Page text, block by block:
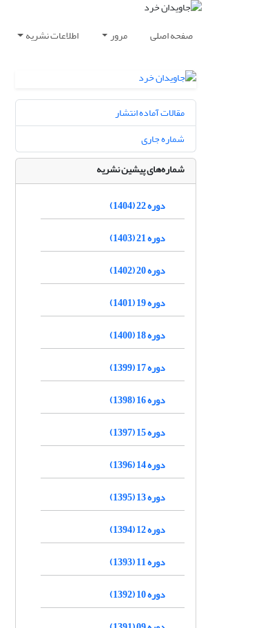
صفحه اصلی مرور اطلاعات نشریه
مقالات آماده انتشار
شماره جاری
شماره‌های پیشین نشریه
دوره 22 (1404)
دوره 21 (1403)
دوره 20 (1402)
دوره 19 (1401)
دوره 18 (1400)
دوره 17 (1399)
دوره 16 (1398)
دوره 15 (1397)
دوره 14 (1396)
دوره 13 (1395)
دوره 12 (1394)
دوره 11 (1393)
دوره 10 (1392)